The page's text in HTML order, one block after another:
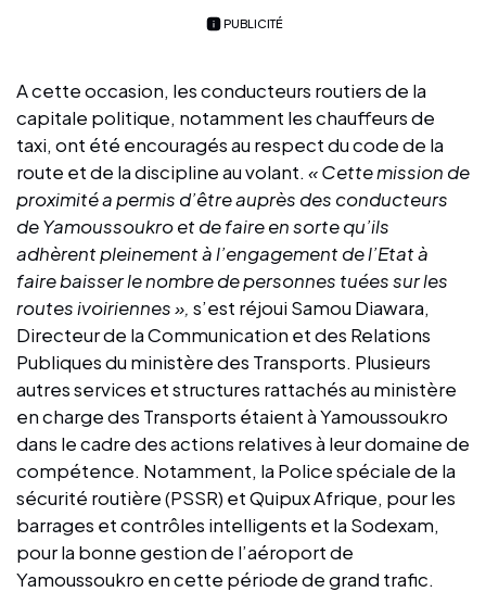
PUBLICITÉ
A cette occasion, les conducteurs routiers de la
capitale politique, notamment les chauffeurs de
taxi, ont été encouragés au respect du code de la
route et de la discipline au volant. « Cette mission de
proximité a permis d’être auprès des conducteurs
de Yamoussoukro et de faire en sorte qu’ils
adhèrent pleinement à l’engagement de l’Etat à
faire baisser le nombre de personnes tuées sur les
routes ivoiriennes », s’est réjoui Samou Diawara,
Directeur de la Communication et des Relations
Publiques du ministère des Transports. Plusieurs
autres services et structures rattachés au ministère
en charge des Transports étaient à Yamoussoukro
dans le cadre des actions relatives à leur domaine de
compétence. Notamment, la Police spéciale de la
sécurité routière (PSSR) et Quipux Afrique, pour les
barrages et contrôles intelligents et la Sodexam,
pour la bonne gestion de l’aéroport de
Yamoussoukro en cette période de grand trafic.